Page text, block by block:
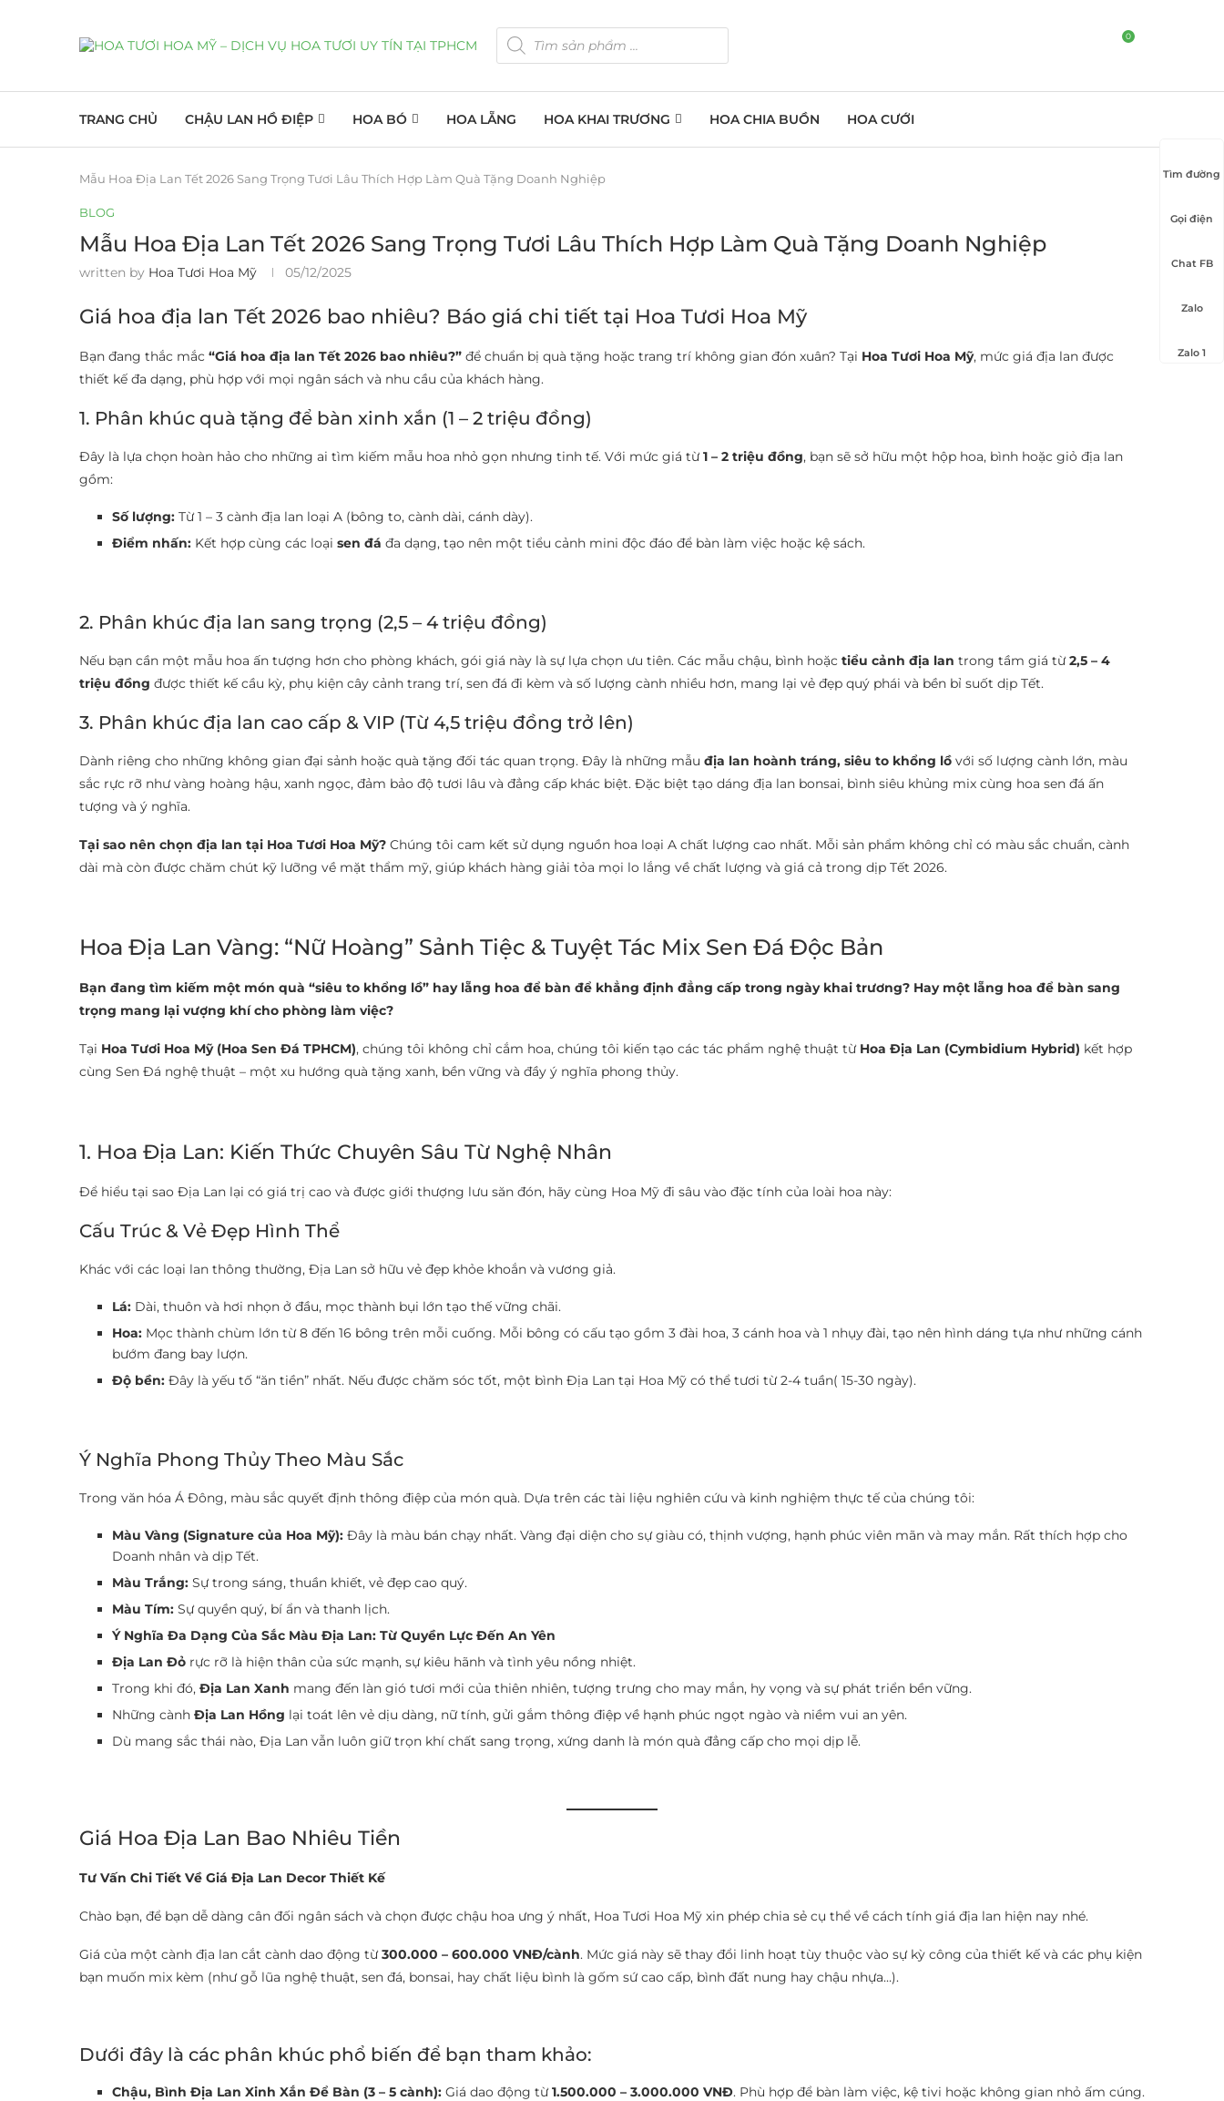
0
TRANG CHỦ CHẬU LAN HỒ ĐIỆP HOA BÓ HOA LẴNG HOA KHAI TRƯƠNG HOA CHIA BUỒN HOA CƯỚI
Mẫu Hoa Địa Lan Tết 2026 Sang Trọng Tươi Lâu Thích Hợp Làm Quà Tặng Doanh Nghiệp
BLOG
Mẫu Hoa Địa Lan Tết 2026 Sang Trọng Tươi Lâu Thích Hợp Làm Quà Tặng Doanh Nghiệp
written by Hoa Tươi Hoa Mỹ 05/12/2025
Giá hoa địa lan Tết 2026 bao nhiêu? Báo giá chi tiết tại Hoa Tươi Hoa Mỹ
Bạn đang thắc mắc “Giá hoa địa lan Tết 2026 bao nhiêu?” để chuẩn bị quà tặng hoặc trang trí không gian đón xuân? Tại Hoa Tươi Hoa Mỹ, mức giá địa lan được
thiết kế đa dạng, phù hợp với mọi ngân sách và nhu cầu của khách hàng.
1. Phân khúc quà tặng để bàn xinh xắn (1 – 2 triệu đồng)
Đây là lựa chọn hoàn hảo cho những ai tìm kiếm mẫu hoa nhỏ gọn nhưng tinh tế. Với mức giá từ1 – 2 triệu đồng, bạn sẽ sở hữu một hộp hoa, bình hoặc giỏ địa lan
gồm:
Số lượng: Từ 1 – 3 cành địa lan loại A (bông to, cành dài, cánh dày).
Điểm nhấn: Kết hợp cùng các loại sen đá đa dạng, tạo nên một tiểu cảnh mini độc đáo để bàn làm việc hoặc kệ sách.
2. Phân khúc địa lan sang trọng (2,5 – 4 triệu đồng)
Nếu bạn cần một mẫu hoa ấn tượng hơn cho phòng khách, gói giá này là sự lựa chọn ưu tiên. Các mẫu chậu, bình hoặc tiểu cảnh địa lan trong tầm giá từ2,5 – 4
triệu đồng được thiết kế cầu kỳ, phụ kiện cây cảnh trang trí, sen đá đi kèm và số lượng cành nhiều hơn, mang lại vẻ đẹp quý phái và bền bỉ suốt dịp Tết.
3. Phân khúc địa lan cao cấp & VIP (Từ 4,5 triệu đồng trở lên)
Dành riêng cho những không gian đại sảnh hoặc quà tặng đối tác quan trọng. Đây là những mẫu địa lan hoành tráng, siêu to khổng lồ với số lượng cành lớn, màu
sắc rực rỡ như vàng hoàng hậu, xanh ngọc, đảm bảo độ tươi lâu và đẳng cấp khác biệt. Đặc biệt tạo dáng địa lan bonsai, bình siêu khủng mix cùng hoa sen đá ấn
tượng và ý nghĩa.
Tại sao nên chọn địa lan tại Hoa Tươi Hoa Mỹ? Chúng tôi cam kết sử dụng nguồn hoa loại A chất lượng cao nhất. Mỗi sản phẩm không chỉ có màu sắc chuẩn, cành
dài mà còn được chăm chút kỹ lưỡng về mặt thẩm mỹ, giúp khách hàng giải tỏa mọi lo lắng về chất lượng và giá cả trong dịp Tết 2026.
Hoa Địa Lan Vàng: “Nữ Hoàng” Sảnh Tiệc & Tuyệt Tác Mix Sen Đá Độc Bản
Bạn đang tìm kiếm một món quà “siêu to khổng lồ” hay lẵng hoa để bàn để khẳng định đẳng cấp trong ngày khai trương? Hay một lẵng hoa để bàn sang
trọng mang lại vượng khí cho phòng làm việc?
Tại Hoa Tươi Hoa Mỹ (Hoa Sen Đá TPHCM), chúng tôi không chỉ cắm hoa, chúng tôi kiến tạo các tác phẩm nghệ thuật từ Hoa Địa Lan (Cymbidium Hybrid) kết hợp
cùng Sen Đá nghệ thuật – một xu hướng quà tặng xanh, bền vững và đầy ý nghĩa phong thủy.
1. Hoa Địa Lan: Kiến Thức Chuyên Sâu Từ Nghệ Nhân
Để hiểu tại sao Địa Lan lại có giá trị cao và được giới thượng lưu săn đón, hãy cùng Hoa Mỹ đi sâu vào đặc tính của loài hoa này:
Cấu Trúc & Vẻ Đẹp Hình Thể
Khác với các loại lan thông thường, Địa Lan sở hữu vẻ đẹp khỏe khoắn và vương giả.
Lá: Dài, thuôn và hơi nhọn ở đầu, mọc thành bụi lớn tạo thế vững chãi.
Hoa: Mọc thành chùm lớn từ 8 đến 16 bông trên mỗi cuống. Mỗi bông có cấu tạo gồm 3 đài hoa, 3 cánh hoa và 1 nhụy đài, tạo nên hình dáng tựa như những cánh
bướm đang bay lượn.
Độ bền: Đây là yếu tố “ăn tiền” nhất. Nếu được chăm sóc tốt, một bình Địa Lan tại Hoa Mỹ có thể tươi từ 2-4 tuần( 15-30 ngày).
Ý Nghĩa Phong Thủy Theo Màu Sắc
Trong văn hóa Á Đông, màu sắc quyết định thông điệp của món quà. Dựa trên các tài liệu nghiên cứu và kinh nghiệm thực tế của chúng tôi:
Màu Vàng (Signature của Hoa Mỹ): Đây là màu bán chạy nhất. Vàng đại diện cho sự giàu có, thịnh vượng, hạnh phúc viên mãn và may mắn. Rất thích hợp cho
Doanh nhân và dịp Tết.
Màu Trắng: Sự trong sáng, thuần khiết, vẻ đẹp cao quý.
Màu Tím: Sự quyền quý, bí ẩn và thanh lịch.
Ý Nghĩa Đa Dạng Của Sắc Màu Địa Lan: Từ Quyền Lực Đến An Yên
Địa Lan Đỏ rực rỡ là hiện thân của sức mạnh, sự kiêu hãnh và tình yêu nồng nhiệt.
Trong khi đó, Địa Lan Xanh mang đến làn gió tươi mới của thiên nhiên, tượng trưng cho may mắn, hy vọng và sự phát triển bền vững.
Những cành Địa Lan Hồng lại toát lên vẻ dịu dàng, nữ tính, gửi gắm thông điệp về hạnh phúc ngọt ngào và niềm vui an yên.
Dù mang sắc thái nào, Địa Lan vẫn luôn giữ trọn khí chất sang trọng, xứng danh là món quà đẳng cấp cho mọi dịp lễ.
Giá Hoa Địa Lan Bao Nhiêu Tiền
Tư Vấn Chi Tiết Về Giá Địa Lan Decor Thiết Kế
Chào bạn, để bạn dễ dàng cân đối ngân sách và chọn được chậu hoa ưng ý nhất, Hoa Tươi Hoa Mỹ xin phép chia sẻ cụ thể về cách tính giá địa lan hiện nay nhé.
Giá của một cành địa lan cắt cành dao động từ300.000 – 600.000 VNĐ/cành. Mức giá này sẽ thay đổi linh hoạt tùy thuộc vào sự kỳ công của thiết kế và các phụ kiện
bạn muốn mix kèm (như gỗ lũa nghệ thuật, sen đá, bonsai, hay chất liệu bình là gốm sứ cao cấp, bình đất nung hay chậu nhựa…).
Dưới đây là các phân khúc phổ biến để bạn tham khảo:
Chậu, Bình Địa Lan Xinh Xắn Để Bàn (3 – 5 cành): Giá dao động từ1.500.000 – 3.000.000 VNĐ. Phù hợp để bàn làm việc, kệ tivi hoặc không gian nhỏ ấm cúng.
Tìm đường
Gọi điện
Chat FB
Zalo
Zalo 1